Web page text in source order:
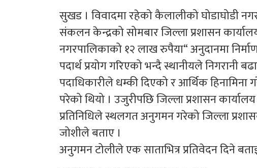
सुखड । विवादमा रहेको कैलालीको घोडाघोडी
संकलन केन्द्रको सोमबार जिल्ला प्रशासन
नगरपालिकाको १२ लाख रुपैया“ अनुदानमा
पदार्थ प्रयोग गरिएको भन्दै स्थानीयले निगरानी
पदाधिकारीले धम्की दिएको र आर्थिक हिनामिना
परेको थियो । उजुरीपछि जिल्ला प्रशासन
प्रतिनिधिले स्थलगत अनुगमन गरेको जिल्ला
जोशीले बताए ।
अनुगमन टोलीले एक साताभित्र प्रतिवेदन दिने